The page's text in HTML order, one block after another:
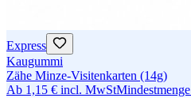
Express
Kaugummi
Zähe Minze-Visitenkarten (14g)
Ab 1,15 € incl. MwStMindestmenge